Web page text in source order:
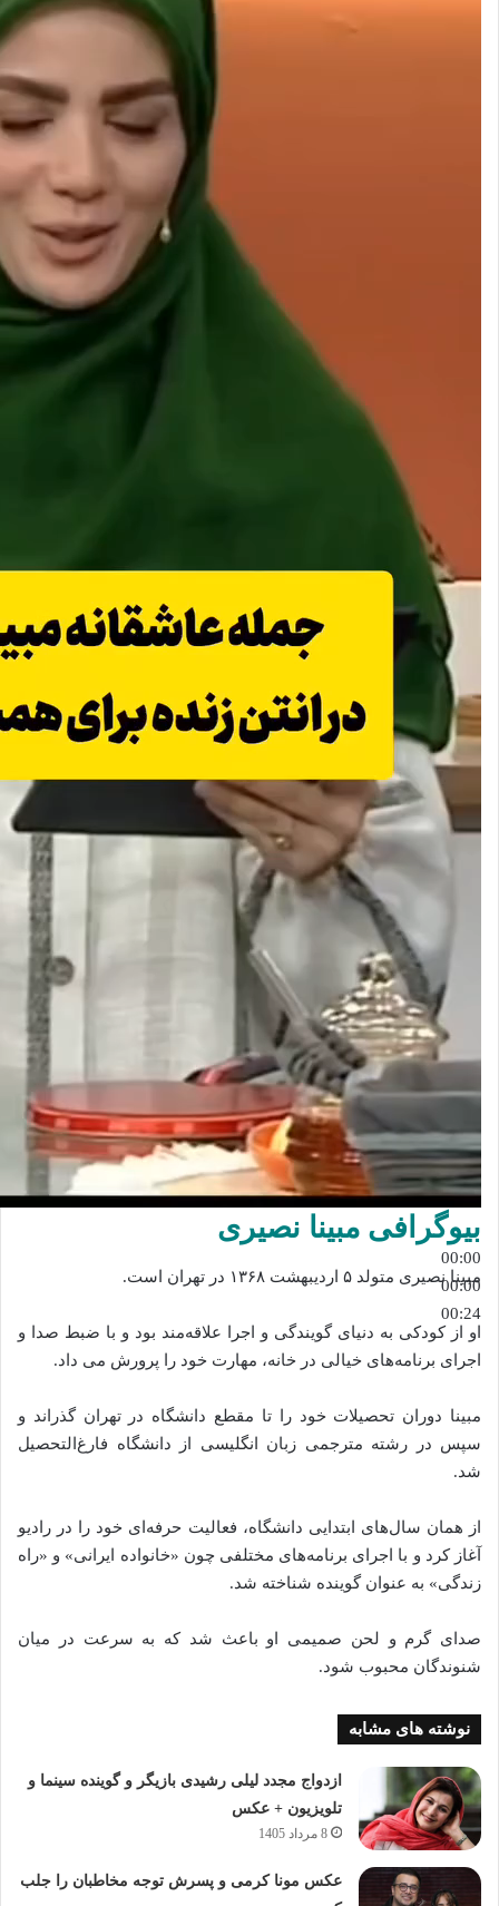
00:00
00:00
00:24
بیوگرافی مبینا نصیری
مبینا نصیری متولد ۵ اردیبهشت ۱۳۶۸ در تهران است.
او از کودکی به دنیای گویندگی و اجرا علاقه‌مند بود و با ضبط صدا و
اجرای برنامه‌های خیالی در خانه، مهارت خود را پرورش می‌ داد.
مبینا دوران تحصیلات خود را تا مقطع دانشگاه در تهران گذراند و
سپس در رشته مترجمی زبان انگلیسی از دانشگاه فارغ‌التحصیل
شد.
از همان سال‌های ابتدایی دانشگاه، فعالیت حرفه‌ای خود را در رادیو
آغاز کرد و با اجرای برنامه‌های مختلفی چون «خانواده ایرانی» و «راه
زندگی» به عنوان گوینده شناخته شد.
صدای گرم و لحن صمیمی او باعث شد که به سرعت در میان
شنوندگان محبوب شود.
نوشته های مشابه
ازدواج مجدد لیلی رشیدی بازیگر و گوینده سینما و
تلویزیون + عکس
8 مرداد 1405
عکس مونا کرمی و پسرش توجه مخاطبان را جلب